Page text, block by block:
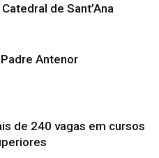
de Sant’Ana
Antenor
de 240 vagas em cursos